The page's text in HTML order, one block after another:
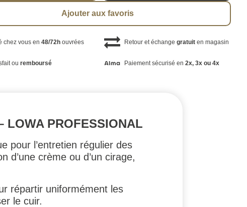
Ajouter aux favoris
chez vous en48/72h ouvrées Retour et échange gratuiten magasin
ouremboursé Paiement sécurisé en 2x, 3x ou 4x
LOWA PROFESSIONAL
pour l’entretien régulier des
d’une crème ou d’un cirage,
répartir uniformément les
le cuir.